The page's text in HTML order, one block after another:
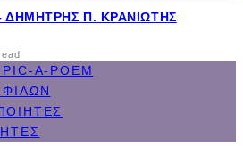
ΔΗΜΉΤΡΗΣ Π. ΚΡΑΝΙΏΤΗΣ
A-POEM